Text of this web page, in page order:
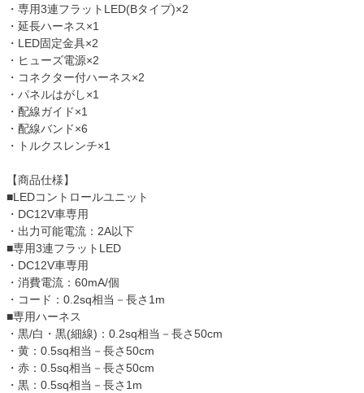
・専用3連フラットLED(Bタイプ)×2
・延長ハーネス×1
・LED固定金具×2
・ヒューズ電源×2
・コネクター付ハーネス×2
・パネルはがし×1
・配線ガイド×1
・配線バンド×6
・トルクスレンチ×1
【商品仕様】
■LEDコントロールユニット
・DC12V車専用
・出力可能電流：2A以下
■専用3連フラットLED
・DC12V車専用
・消費電流：60mA/個
・コード：0.2sq相当－長さ1m
■専用ハーネス
・黒/白・黒(細線)：0.2sq相当－長さ50cm
・黄：0.5sq相当－長さ50cm
・赤：0.5sq相当－長さ50cm
・黒：0.5sq相当－長さ1m